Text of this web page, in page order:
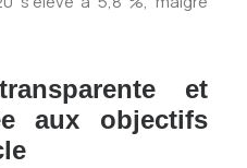
et
aux objectifs